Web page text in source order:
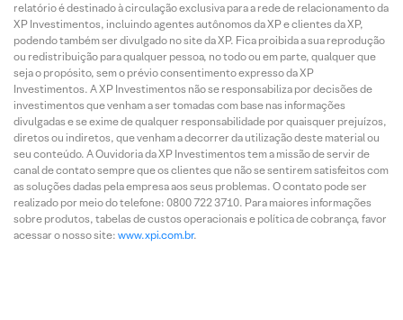
relatório é destinado à circulação exclusiva para a rede de relacionamento da
XP Investimentos, incluindo agentes autônomos da XP e clientes da XP,
podendo também ser divulgado no site da XP. Fica proibida a sua reprodução
ou redistribuição para qualquer pessoa, no todo ou em parte, qualquer que
seja o propósito, sem o prévio consentimento expresso da XP
Investimentos. A XP Investimentos não se responsabiliza por decisões de
investimentos que venham a ser tomadas com base nas informações
divulgadas e se exime de qualquer responsabilidade por quaisquer prejuízos,
diretos ou indiretos, que venham a decorrer da utilização deste material ou
seu conteúdo. A Ouvidoria da XP Investimentos tem a missão de servir de
canal de contato sempre que os clientes que não se sentirem satisfeitos com
as soluções dadas pela empresa aos seus problemas. O contato pode ser
realizado por meio do telefone: 0800 722 3710. Para maiores informações
sobre produtos, tabelas de custos operacionais e política de cobrança, favor
acessar o nosso site: www.xpi.com.br.